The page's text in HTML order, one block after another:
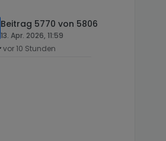
Beitrag 5770 von 5806
13. Apr. 2026, 11:59
vor 10 Stunden